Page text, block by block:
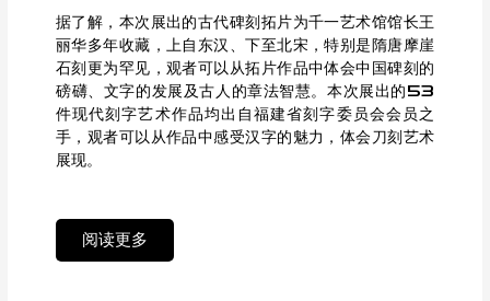
据了解，本次展出的古代碑刻拓片为千一艺术馆馆长王
丽华多年收藏，上自东汉、下至北宋，特别是隋唐摩崖
石刻更为罕见，观者可以从拓片作品中体会中国碑刻的
磅礴、文字的发展及古人的章法智慧。本次展出的53
件现代刻字艺术作品均出自福建省刻字委员会会员之
手，观者可以从作品中感受汉字的魅力，体会刀刻艺术
展现。
阅读更多